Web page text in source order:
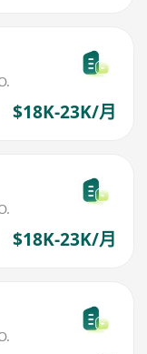
$18K-23K/月
$18K-23K/月